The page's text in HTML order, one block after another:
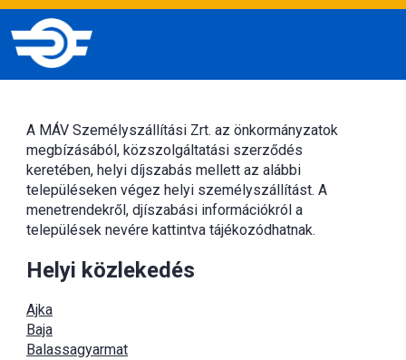
A MÁV Személyszállítási Zrt. az önkormányzatok
megbízásából, közszolgáltatási szerződés
keretében, helyi díjszabás mellett az alábbi
településeken végez helyi személyszállítást. A
menetrendekről, djíszabási információkról a
települések nevére kattintva tájékozódhatnak.
Helyi közlekedés
Ajka
Baja
Balassagyarmat